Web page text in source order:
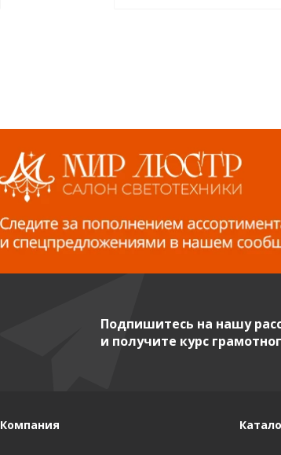
Подпишитесь на нашу
и получите курс
Компания